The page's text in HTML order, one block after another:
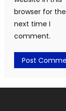
browser for the
next time I
comment.